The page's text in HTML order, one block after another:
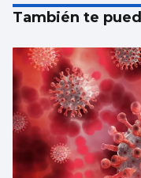
También te